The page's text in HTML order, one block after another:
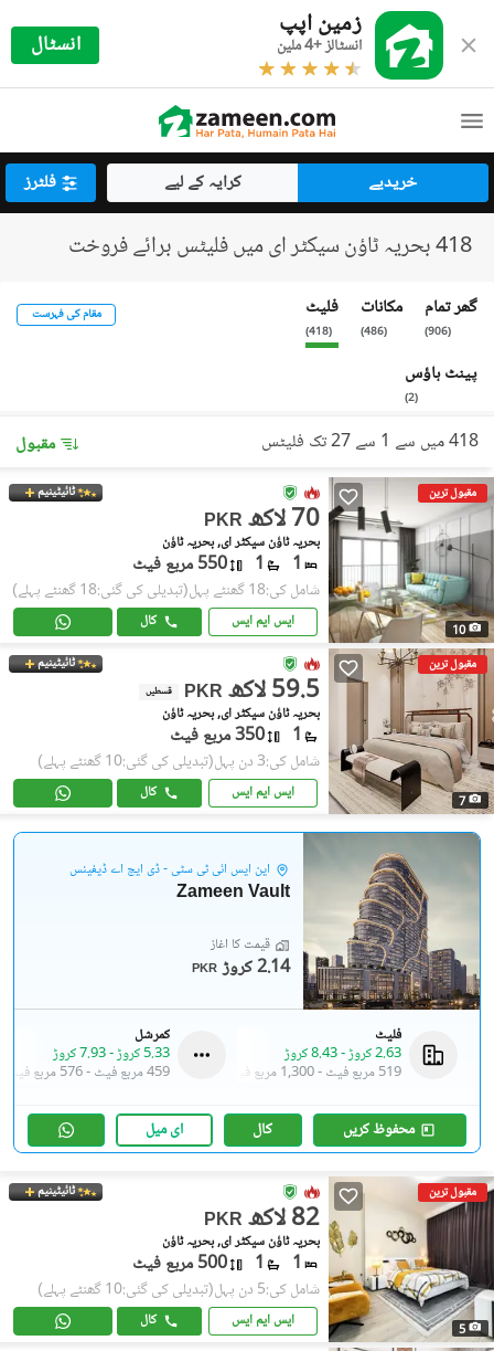
زمین اپپ
انسٹالز +4 ملین انسٹال
خریدیے کرایہ کے لیے فلٹرز
418 بحریہ ٹاؤن سیکٹر ای میں فلیٹس برائے فروخت
گھر تمام
(
906
)
مکانات
(
486
)
فلیٹ
(
418
)
پینٹ ہاؤس
(
2
)
مقام کی فہرست
418 میں سے 1 سے 27 تک فلیٹس مقبول
مقبول ترین
10
ٹائیٹینیم
PKR 70 لاکھ
بحریہ ٹاؤن سیکٹر ای, بحریہ ٹاؤن
1
1 550 مربع فیٹ
شامل کی:18 گھنٹے پہل (تبدیلی کی گئی:18 گھنٹے پہلے)
ایس ایم ایس کال
مقبول ترین
7
ٹائیٹینیم
PKR 59.5 لاکھ قسطیں
بحریہ ٹاؤن سیکٹر ای, بحریہ ٹاؤن
1 350 مربع فیٹ
شامل کی:3 دن پہل (تبدیلی کی گئی:10 گھنٹے پہلے)
ایس ایم ایس کال
این ایس آئی ٹی سٹی - ڈی ایچ اے ڈیفینس
Zameen Vault
قیمت کا آغاز
PKR 2.14 کروڑ
فلیٹ
2.63 کروڑ
-8.43 کروڑ
519 مربع فیٹ
-1,300 مربع فیٹ
کمرشل
5.33 کروڑ
-7.93 کروڑ
459 مربع فیٹ
-576 مربع فیٹ
محفوظ کریں کال ای میل
مقبول ترین
5
ٹائیٹینیم
PKR 82 لاکھ
بحریہ ٹاؤن سیکٹر ای, بحریہ ٹاؤن
1
1 500 مربع فیٹ
شامل کی:5 دن پہل (تبدیلی کی گئی:10 گھنٹے پہلے)
ایس ایم ایس کال